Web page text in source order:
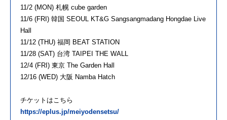
11/2 (MON) 札幌 cube garden
11/6 (FRI) 韓国 SEOUL KT&G Sangsangmadang Hongdae Live
Hall
11/12 (THU) 福岡 BEAT STATION
11/28 (SAT) 台湾 TAIPEI THE WALL
12/4 (FRI) 東京 The Garden Hall
12/16 (WED) 大阪 Namba Hatch
チケットはこちら
https://eplus.jp/meiyodensetsu/